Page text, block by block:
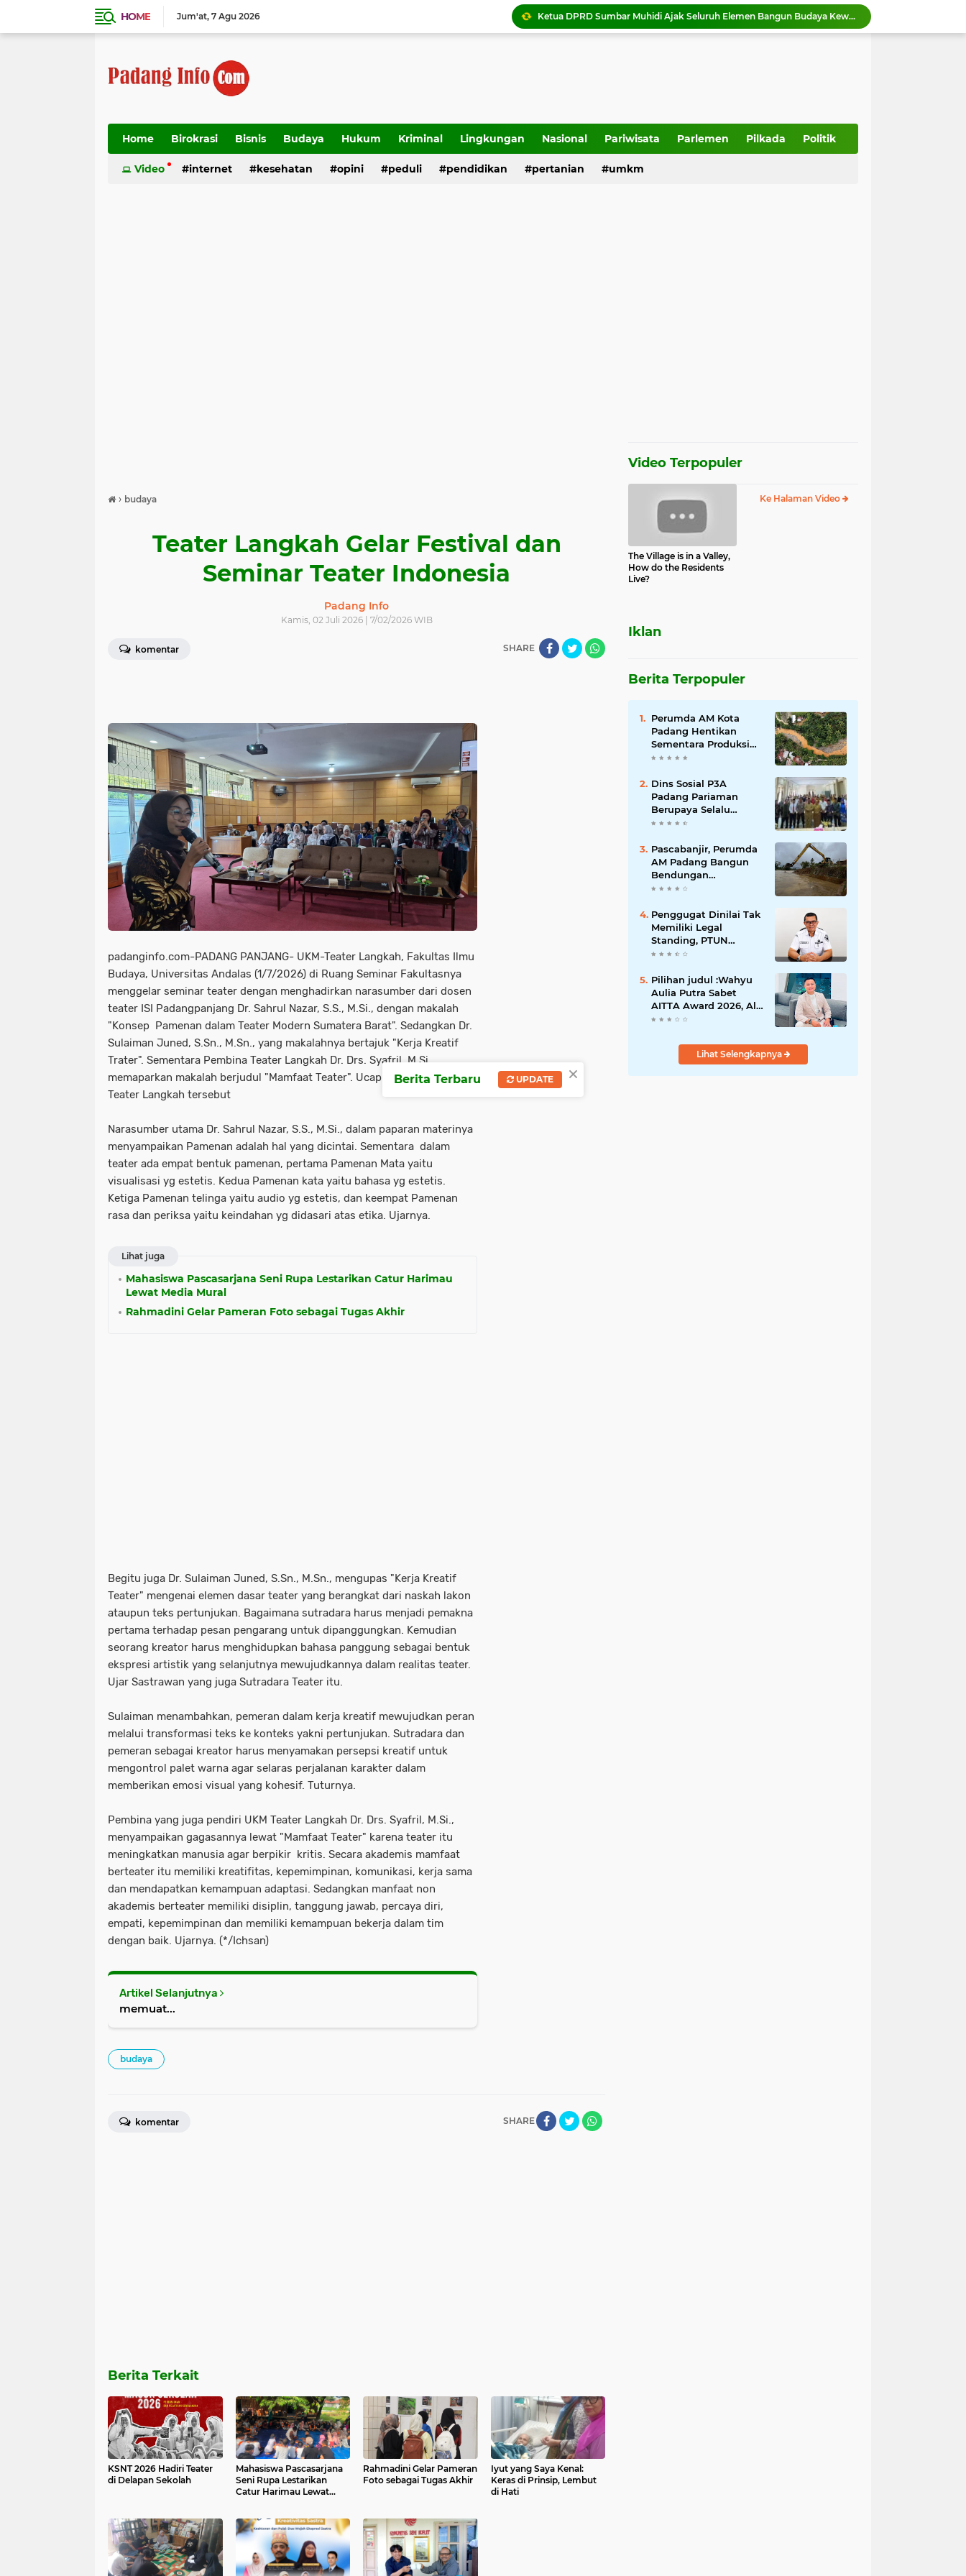
HOME Jum'at 7 Agu 2026
Ketua DPRD Sumbar Muhidi Ajak Seluruh Elemen Bangun Budaya Kewaspadaan di Lingkungan Masyarakat
Wawako Elzadaswarman ajak siswa MTsN 1 Kota Payakumbuh perkuat iman dan takwa
357 Tahun Kota Padang, Tantangan Kota Pesisir di Tengah Bencana dan Era Modernisasi
Home Birokrasi Bisnis Budaya Hukum Kriminal Lingkungan Nasional Pariwisata Parlemen Pilkada Politik
Transportasi
Video internet kesehatan opini peduli pendidikan pertanian umkm
› budaya
Teater Langkah Gelar Festival dan
Seminar Teater Indonesia
Padang Info
Kamis, 02 Juli 2026 | 7/02/2026 WIB
komentar SHARE
padanginfo.com-PADANG PANJANG- UKM-Teater Langkah, Fakultas Ilmu
Budaya, Universitas Andalas (1/7/2026) di Ruang Seminar Fakultasnya
menggelar seminar teater dengan menghadirkan narasumber dari dosen
teater ISI Padangpanjang Dr. Sahrul Nazar, S.S., M.Si., dengan makalah
"Konsep Pamenan dalam Teater Modern Sumatera Barat". Sedangkan Dr.
Sulaiman Juned, S.Sn., M.Sn., yang makalahnya bertajuk "Kerja Kreatif
Trater". Sementara Pembina Teater Langkah Dr. Drs. Syafril, M.Si.,
memaparkan makalah berjudul "Mamfaat Teater". Ucap Maul ketua UKM
Teater Langkah tersebut
Narasumber utama Dr. Sahrul Nazar, S.S., M.Si., dalam paparan materinya
menyampaikan Pamenan adalah hal yang dicintai. Sementara dalam
teater ada empat bentuk pamenan, pertama Pamenan Mata yaitu
visualisasi yg estetis. Kedua Pamenan kata yaitu bahasa yg estetis.
Ketiga Pamenan telinga yaitu audio yg estetis, dan keempat Pamenan
rasa dan periksa yaitu keindahan yg didasari atas etika. Ujarnya.
Lihat juga
Mahasiswa Pascasarjana Seni Rupa Lestarikan Catur Harimau
Lewat Media Mural
Rahmadini Gelar Pameran Foto sebagai Tugas Akhir
Begitu juga Dr. Sulaiman Juned, S.Sn., M.Sn., mengupas "Kerja Kreatif
Teater" mengenai elemen dasar teater yang berangkat dari naskah lakon
ataupun teks pertunjukan. Bagaimana sutradara harus menjadi pemakna
pertama terhadap pesan pengarang untuk dipanggungkan. Kemudian
seorang kreator harus menghidupkan bahasa panggung sebagai bentuk
ekspresi artistik yang selanjutnya mewujudkannya dalam realitas teater.
Ujar Sastrawan yang juga Sutradara Teater itu.
Sulaiman menambahkan, pemeran dalam kerja kreatif mewujudkan peran
melalui transformasi teks ke konteks yakni pertunjukan. Sutradara dan
pemeran sebagai kreator harus menyamakan persepsi kreatif untuk
mengontrol palet warna agar selaras perjalanan karakter dalam
memberikan emosi visual yang kohesif. Tuturnya.
Pembina yang juga pendiri UKM Teater Langkah Dr. Drs. Syafril, M.Si.,
menyampaikan gagasannya lewat "Mamfaat Teater" karena teater itu
meningkatkan manusia agar berpikir kritis. Secara akademis mamfaat
berteater itu memiliki kreatifitas, kepemimpinan, komunikasi, kerja sama
dan mendapatkan kemampuan adaptasi. Sedangkan manfaat non
akademis berteater memiliki disiplin, tanggung jawab, percaya diri,
empati, kepemimpinan dan memiliki kemampuan bekerja dalam tim
dengan baik. Ujarnya. (*/Ichsan)
Artikel Selanjutnya
memuat...
budaya
SHARE
komentar
Berita Terkait
KSNT 2026 Hadiri Teater
di Delapan Sekolah
Mahasiswa Pascasarjana
Seni Rupa Lestarikan
Catur Harimau Lewat
Rahmadini Gelar Pameran
Foto sebagai Tugas Akhir
Iyut yang Saya Kenal:
Keras di Prinsip, Lembut
di Hati
Video Terpopuler
The Village is in a Valley,
How do the Residents
Live?
Ke Halaman Video
Iklan
Berita Terpopuler
Perumda AM Kota
Padang Hentikan
Sementara Produksi
Akibat Air Keruh
Dins Sosial P3A
Padang Pariaman
Berupaya Selalu
Menyelesaikan
Masyarakat
Pascabanjir, Perumda
AM Padang Bangun
Bendungan
Sementara Guna
Penggugat Dinilai Tak
Memiliki Legal
Standing, PTUN
Padang Nyatakan
Kapuh Utara Tidak
Diterima
Pilihan judul :Wahyu
Aulia Putra Sabet
AITTA Award 2026, Al
Wally Tour & Travel
Nusantara dan
MancanegaraLihat Selengkapnya
×
Berita Terbaru UPDATE